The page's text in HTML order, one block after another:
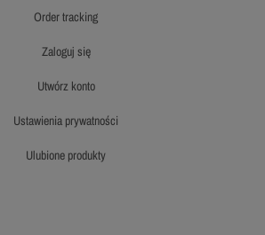
order tracking
zaloguj się
utwórz konto
ustawienia prywatności
ulubione produkty